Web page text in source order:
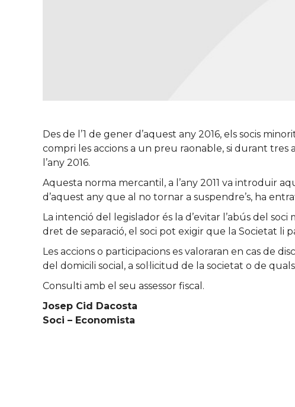
Des de l’1 de gener d’aquest any 2016, els socis
compri les accions a un preu raonable, si durant
l’any 2016.
Aquesta norma mercantil, a l’any 2011 va introduir
d’aquest any que al no tornar a suspendre’s, ha
La intenció del legislador és la d’evitar l’abús del
dret de separació, el soci pot exigir que la Societat li
Les accions o participacions es valoraran en cas de
del domicili social, a sol·licitud de la societat o de
Consulti amb el seu assessor fiscal.
Josep Cid Dacosta
Soci – Economista